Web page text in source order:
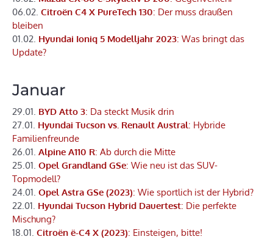
06.02. Citroën C4 X PureTech 130: Der muss draußen
bleiben
01.02. Hyundai Ioniq 5 Modelljahr 2023: Was bringt das
Update?
Januar
29.01. BYD Atto 3: Da steckt Musik drin
27.01. Hyundai Tucson vs. Renault Austral: Hybride
Familienfreunde
26.01. Alpine A110 R: Ab durch die Mitte
25.01. Opel Grandland GSe: Wie neu ist das SUV-
Topmodell?
24.01. Opel Astra GSe (2023): Wie sportlich ist der Hybrid?
22.01. Hyundai Tucson Hybrid Dauertest: Die perfekte
Mischung?
18.01. Citroën ë-C4 X (2023): Einsteigen, bitte!